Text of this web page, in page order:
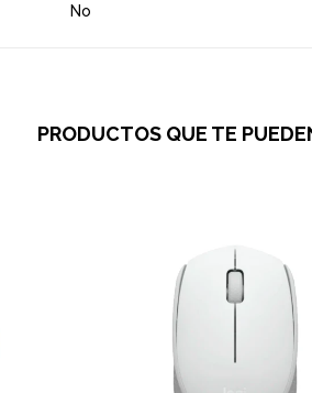
No
PRODUCTOS QUE TE